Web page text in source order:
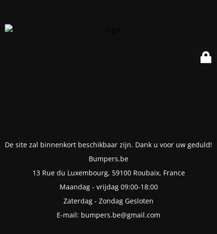
De site zal binnenkort beschikbaar zijn. Dank u voor uw geduld!
Bumpers.be
13 Rue du Luxembourg, 59100 Roubaix, France
Maandag - vrijdag 09:00-18:00
Zaterdag - Zondag Gesloten
E-mail: bumpers.be@gmail.com